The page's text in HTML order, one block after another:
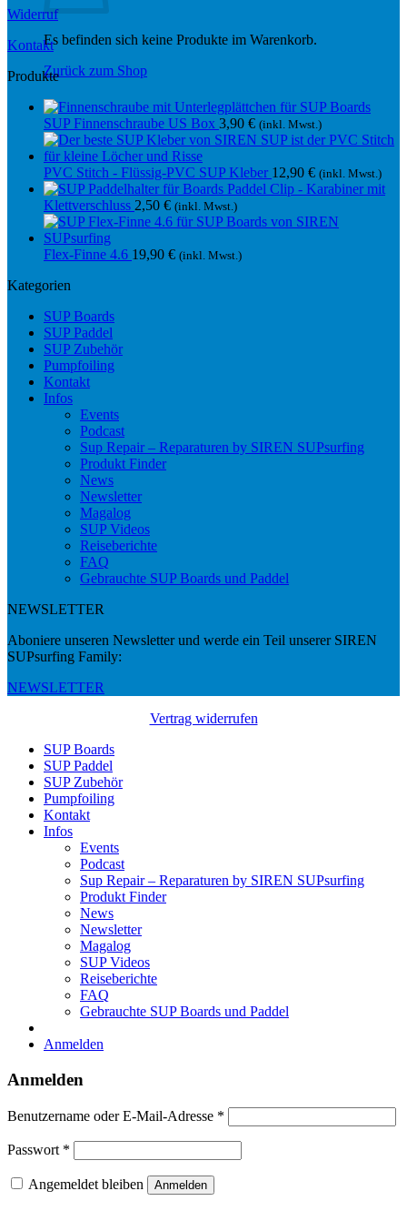
Es befinden sich keine Produkte im Warenkorb.
Zurück zum Shop
Widerruf
Kontakt
Produkte
SUP Finnenschraube US Box 3,90 € (inkl. Mwst.)
PVC Stitch - Flüssig-PVC SUP Kleber 12,90 € (inkl. Mwst.)
Paddel Clip - Karabiner mit
Klettverschluss 2,50 € (inkl. Mwst.)
Flex-Finne 4.6 19,90 € (inkl. Mwst.)
Kategorien
SUP Boards
SUP Paddel
SUP Zubehör
Pumpfoiling
Kontakt
Infos
Events
Podcast
Sup Repair – Reparaturen by SIREN SUPsurfing
Produkt Finder
News
Newsletter
Magalog
SUP Videos
Reiseberichte
FAQ
Gebrauchte SUP Boards und Paddel
NEWSLETTER
Aboniere unseren Newsletter und werde ein Teil unserer SIREN
SUPsurfing Family:
NEWSLETTER
Vertrag widerrufen
SUP Boards
SUP Paddel
SUP Zubehör
Pumpfoiling
Kontakt
Infos
Events
Podcast
Sup Repair – Reparaturen by SIREN SUPsurfing
Produkt Finder
News
Newsletter
Magalog
SUP Videos
Reiseberichte
FAQ
Gebrauchte SUP Boards und Paddel
Anmelden
Anmelden
Benutzername oder E-Mail-Adresse *
Passwort *
Angemeldet bleiben Anmelden